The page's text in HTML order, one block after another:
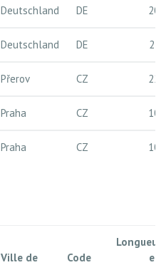
Deutschland DE 20
Deutschland DE 27
Přerov CZ 22
Praha CZ 10
Praha CZ 10
Ville de
Code
Longueur
en